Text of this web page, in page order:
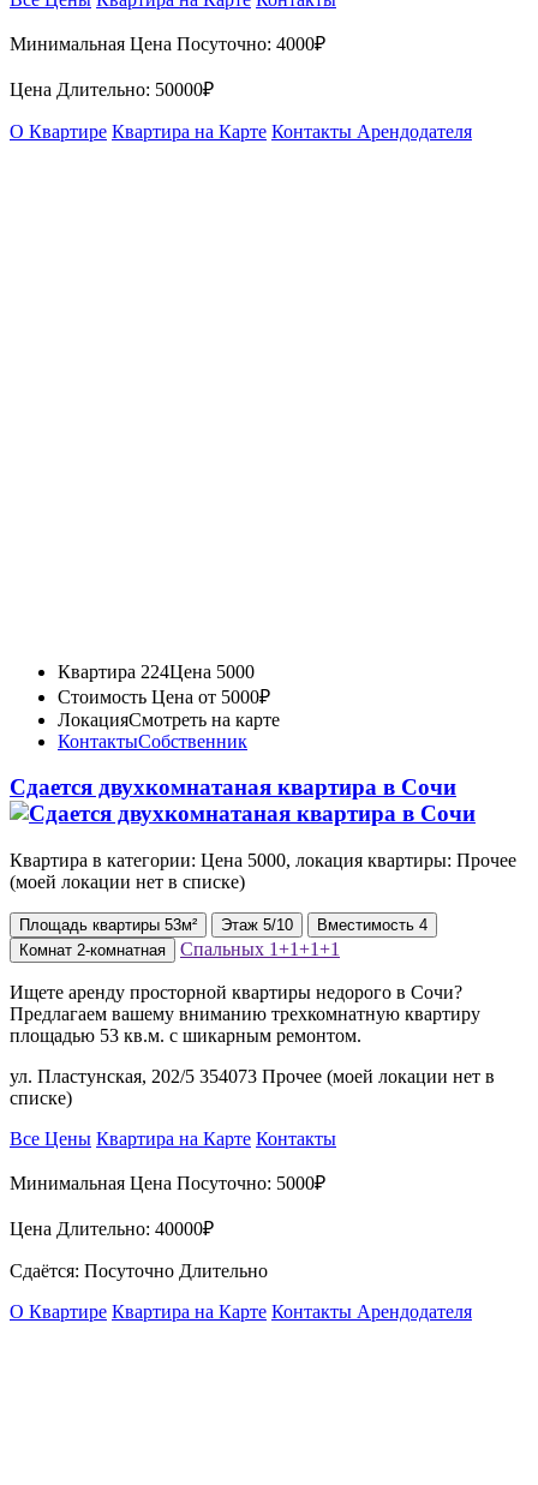
Минимальная Цена Посуточно: 4000₽
Цена Длительно: 50000₽
О Квартире Квартира на Карте Контакты Арендодателя
Квартира 224Цена 5000
Стоимость Цена от 5000₽
ЛокацияСмотреть на карте
КонтактыСобственник
Сдается двухкомнатаная квартира в Сочи
Квартира в категории: Цена 5000, локация квартиры: Прочее
(моей локации нет в списке)
Площадь квартиры 53м² Этаж 5/10 Вместимость 4
Комнат 2-комнатная Спальных 1+1+1+1
Ищете аренду просторной квартиры недорого в Сочи?
Предлагаем вашему вниманию трехкомнатную квартиру
площадью 53 кв.м. с шикарным ремонтом.
ул. Пластунская, 202/5 354073 Прочее (моей локации нет в
списке)
Все Цены Квартира на Карте Контакты
Минимальная Цена Посуточно: 5000₽
Цена Длительно: 40000₽
Сдаётся: Посуточно Длительно
О Квартире Квартира на Карте Контакты Арендодателя